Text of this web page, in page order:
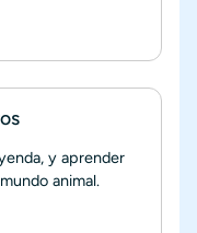
y aprender
animal.